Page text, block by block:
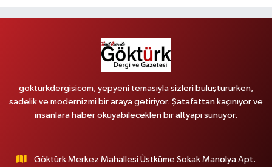
gokturkdergisicom, yepyeni temasıyla sizleri buluştururken,
sadelik ve modernizmi bir araya getiriyor. Şatafattan kaçınıyor ve
insanlara haber okuyabilecekleri bir altyapı sunuyor.
Göktürk Merkez Mahallesi Üstküme Sokak Manolya Apt.